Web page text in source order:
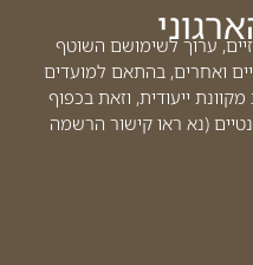
ערוך לשימושם השוטף
ואחרים, בהתאם למועדים
ייעודית, וזאת בכפוף
(נא ראו קישור הרשמה